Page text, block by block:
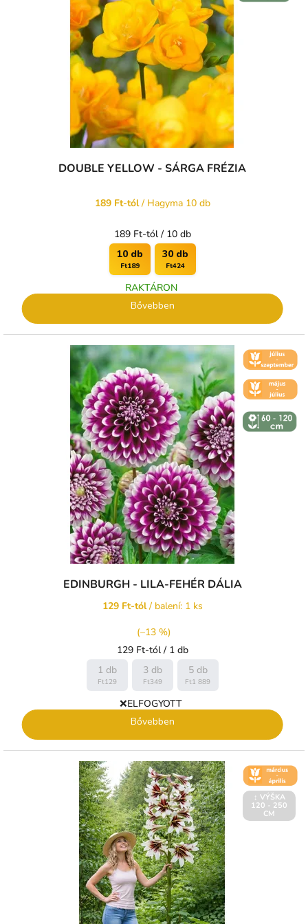
DOUBLE YELLOW - SÁRGA FRÉZIA
189 Ft-tól/ Hagyma 10 db
Egységár:
189 Ft-tól / 10 db
10 db
Ft189
30 db
Ft424
RAKTÁRON
Bővebben
🌼 KVĚT -
ČERVENEC
🌼 KVĚT -
ČERVEN
↕️ VÝŠKA 60
- 120 CM
EDINBURGH - LILA-FEHÉR DÁLIA
129 Ft-tól/ balení: 1 ks
(–13 %)
Egységár:
129 Ft-tól / 1 db
1 db
Ft129
3 db
Ft349
5 db
Ft1 889
❌ELFOGYOTT
Bővebben
🌼 KVĚT -
BŘEZEN -
DUBEN
↕️ VÝŠKA
120 - 250
CM